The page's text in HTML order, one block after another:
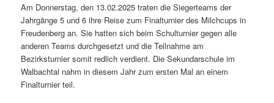
Am Donnerstag, den 13.02.2025 traten die Siegerteams der
Jahrgänge 5 und 6 ihre Reise zum Finalturnier des Milchcups in
Freudenberg an. Sie hatten sich beim Schulturnier gegen alle
anderen Teams durchgesetzt und die Teilnahme am
Bezirksturnier somit redlich verdient. Die Sekundarschule im
Walbachtal nahm in diesem Jahr zum ersten Mal an einem
Finalturnier teil.